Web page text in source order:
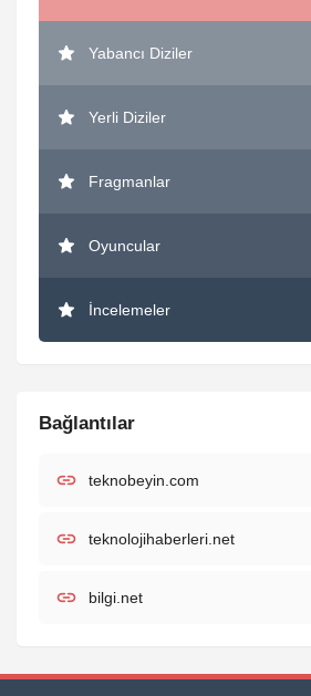
Yabancı Diziler
Yerli Diziler
Fragmanlar
Oyuncular
İncelemeler
Bağlantılar
teknobeyin.com
teknolojihaberleri.net
bilgi.net